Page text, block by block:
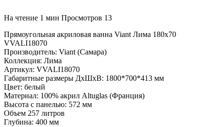
На чтение 1 мин Просмотров 13
Прямоугольная акриловая ванна Viant Лима 180х70
VVALI18070
Производитель: Viant (Самара)
Коллекция: Лима
Артикул: VVALI18070
Габаритные размеры ДхШхВ: 1800*700*413 мм
Цвет: белый
Материал: 100% акрил Altuglas (Франция)
Высота с панелью: 572 мм
Объем 257 литров
Глубина: 400 мм